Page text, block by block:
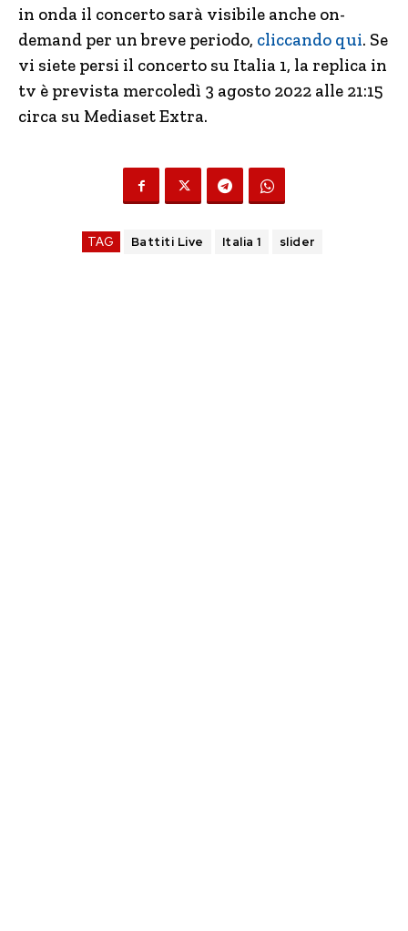
in onda il concerto sarà visibile anche on-
demand per un breve periodo, cliccando qui. Se
vi siete persi il concerto su Italia 1, la replica in
tv è prevista mercoledì 3 agosto 2022 alle 21:15
circa su Mediaset Extra.
TAG Battiti Live Italia 1 slider